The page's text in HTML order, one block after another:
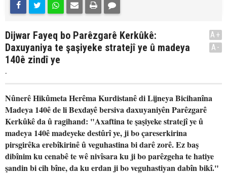
Dijwar Fayeq bo Parêzgarê Kerkûkê:
Daxuyaniya te şaşiyeke stratejî ye û madeya
140ê zindî ye
.
A+
A-
Nûnerê Hikûmeta Herêma Kurdistanê di Lijneya Bicihanîna
Madeya 140ê de li Bexdayê bersiva daxuyaniyên Parêzgarê
Kerkûkê da û ragihand: "Axaftina te şaşiyeke stratejî ye û
madeya 140ê madeyeke destûrî ye, ji bo çareserkirina
pirsgirêka erebîkirinê û veguhastina bi darê zorê. Ez baş
dibînim ku cenabê te wê nivîsara ku ji bo parêzgeha te hatiye
şandin bi cih bîne, da ku erdan ji bo veguhastiyan dabîn bikî."